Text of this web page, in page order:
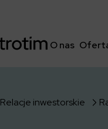
O nas
Relacje inwestorskie